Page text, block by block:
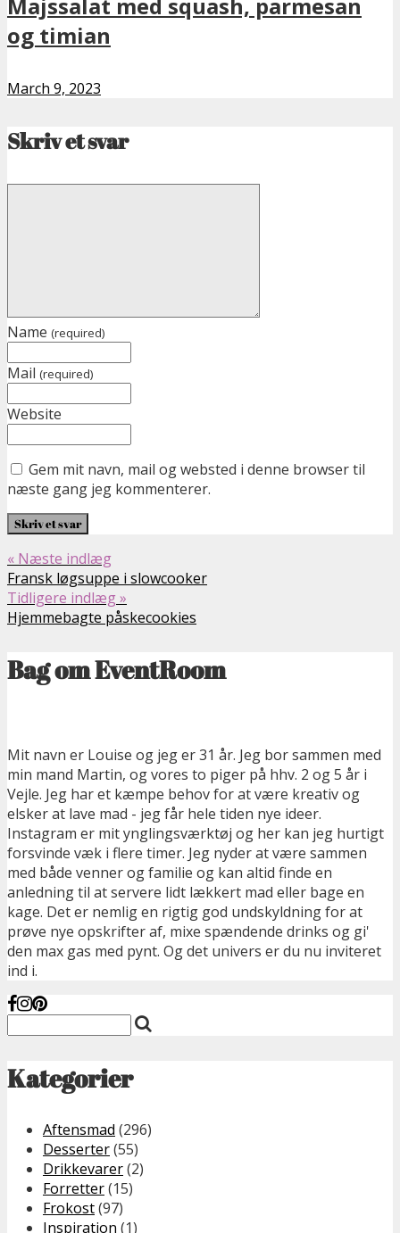
og timian
March 9, 2023
Skriv et svar
Name (required)
Mail (required)
Website
Gem mit navn, mail og websted i denne browser til
næste gang jeg kommenterer.
« Næste indlæg
Fransk løgsuppe i slowcooker
Tidligere indlæg »
Hjemmebagte påskecookies
Bag om EventRoom
Mit navn er Louise og jeg er 31 år. Jeg bor sammen med
min mand Martin, og vores to piger på hhv. 2 og 5 år i
Vejle. Jeg har et kæmpe behov for at være kreativ og
elsker at lave mad - jeg får hele tiden nye ideer.
Instagram er mit ynglingsværktøj og her kan jeg hurtigt
forsvinde væk i flere timer. Jeg nyder at være sammen
med både venner og familie og kan altid finde en
anledning til at servere lidt lækkert mad eller bage en
kage. Det er nemlig en rigtig god undskyldning for at
prøve nye opskrifter af, mixe spændende drinks og gi'
den max gas med pynt. Og det univers er du nu inviteret
ind i.
Kategorier
Aftensmad (296)
Desserter(55)
Drikkevarer(2)
Forretter(15)
Frokost(97)
Inspiration (1)